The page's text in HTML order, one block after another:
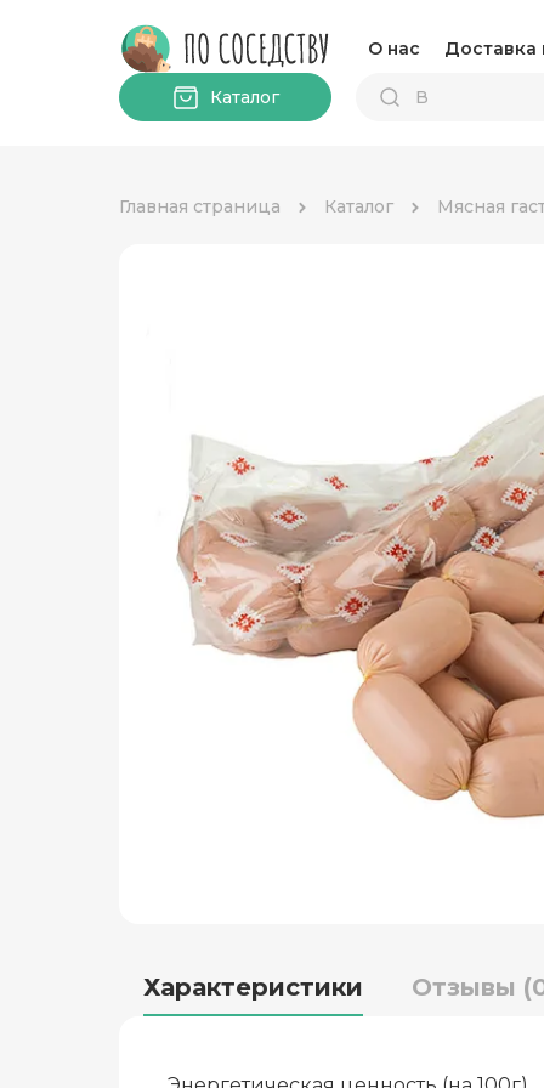
О нас Доставка
Каталог
Главная страница Каталог Мясная
Характеристики Отзывы